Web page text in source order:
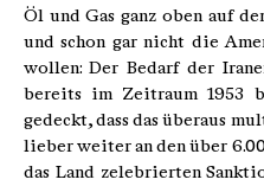
Öl und Gas ganz oben auf
und schon gar nicht die
wollen: Der Bedarf der
bereits im Zeitraum 1953
gedeckt, dass das überaus
lieber weiter an den über
das Land zelebrierten